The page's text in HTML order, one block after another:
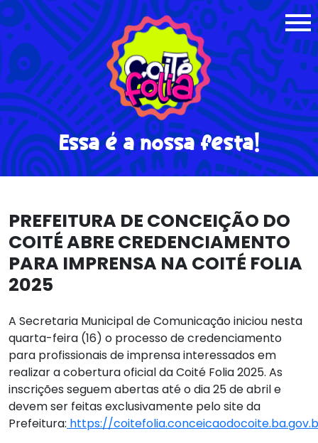
Essa é a nossa festa!
PREFEITURA DE CONCEIÇÃO DO
COITÉ ABRE CREDENCIAMENTO
PARA IMPRENSA NA COITÉ FOLIA
2025
A Secretaria Municipal de Comunicação iniciou nesta
quarta-feira (16) o processo de credenciamento
para profissionais de imprensa interessados em
realizar a cobertura oficial da Coité Folia 2025. As
inscrições seguem abertas até o dia 25 de abril e
devem ser feitas exclusivamente pelo site da
Prefeitura: https://